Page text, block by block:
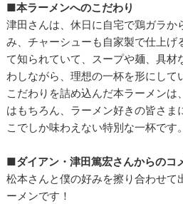
■本ラーメンへのこだわり
津田さんは、休日に自宅で鶏ガラか
み、チャーシューも自家製で仕上げ
て知られていて、スープや麺、具材
わしながら、理想の一杯を形にして
こだわりを詰め込んだ本ラーメン
はもちろん、ラーメン好きの皆さま
こでしか味わえない特別な一杯です。
■ダイアン・津田篤宏さんからのコ
松本さんと僕の好みを擦り合わせて
ーメンです！